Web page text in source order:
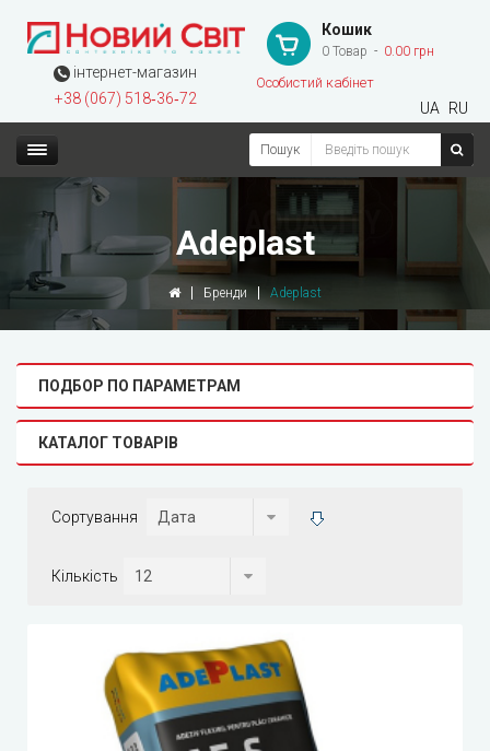
інтернет-магазин
+38 (067) 518‑36‑72
Кошик
0 Товар 0.00 грн
Особистий кабінет
UA RU
Пошук
Adeplast
Бренди Adeplast
ПОДБОР ПО ПАРАМЕТРАМ
КАТАЛОГ ТОВАРІВ
Сортування
Кількість